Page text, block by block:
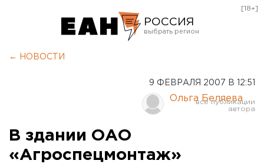
РОССИЯ
Курган
Оренбург
[18+]
← НОВОСТИ
9 ФЕВРАЛЯ 2007 В 12:51
Ольга Беляева
В здании ОАО
«Агроспецмонтаж»